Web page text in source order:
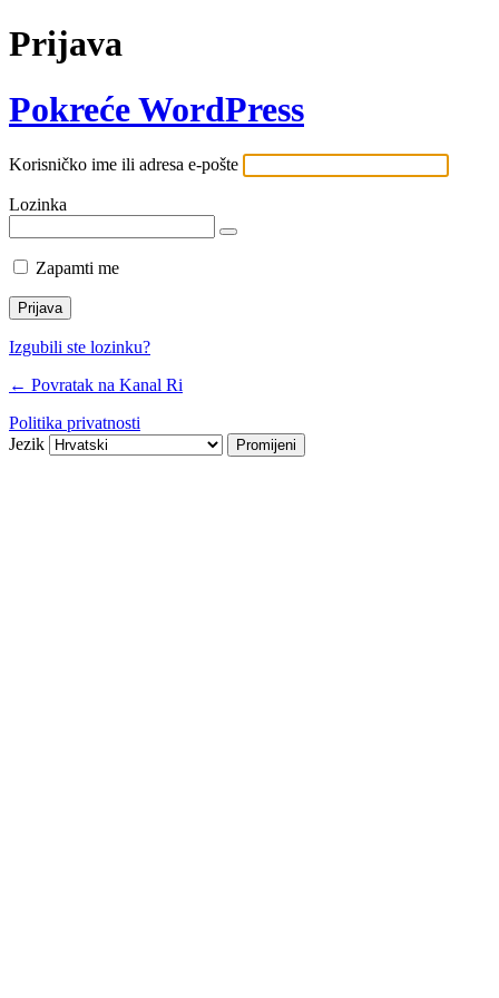
Prijava
Pokreće WordPress
Korisničko ime ili adresa e-pošte
Lozinka
Zapamti me
Izgubili ste lozinku?
← Povratak na Kanal Ri
Politika privatnosti
Jezik